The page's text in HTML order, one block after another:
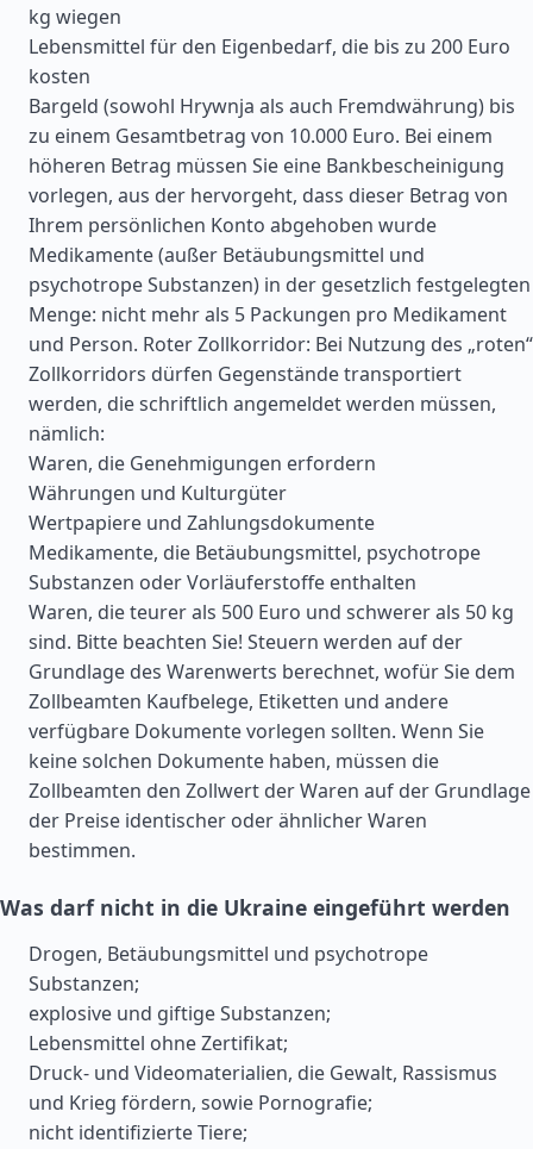
kg wiegen
Lebensmittel für den Eigenbedarf, die bis zu 200 Euro
kosten
Bargeld (sowohl Hrywnja als auch Fremdwährung) bis
zu einem Gesamtbetrag von 10.000 Euro. Bei einem
höheren Betrag müssen Sie eine Bankbescheinigung
vorlegen, aus der hervorgeht, dass dieser Betrag von
Ihrem persönlichen Konto abgehoben wurde
Medikamente (außer Betäubungsmittel und
psychotrope Substanzen) in der gesetzlich festgelegten
Menge: nicht mehr als 5 Packungen pro Medikament
und Person. Roter Zollkorridor: Bei Nutzung des „roten“
Zollkorridors dürfen Gegenstände transportiert
werden, die schriftlich angemeldet werden müssen,
nämlich:
Waren, die Genehmigungen erfordern
Währungen und Kulturgüter
Wertpapiere und Zahlungsdokumente
Medikamente, die Betäubungsmittel, psychotrope
Substanzen oder Vorläuferstoffe enthalten
Waren, die teurer als 500 Euro und schwerer als 50 kg
sind. Bitte beachten Sie! Steuern werden auf der
Grundlage des Warenwerts berechnet, wofür Sie dem
Zollbeamten Kaufbelege, Etiketten und andere
verfügbare Dokumente vorlegen sollten. Wenn Sie
keine solchen Dokumente haben, müssen die
Zollbeamten den Zollwert der Waren auf der Grundlage
der Preise identischer oder ähnlicher Waren
bestimmen.
Was darf nicht in die Ukraine eingeführt werden
Drogen, Betäubungsmittel und psychotrope
Substanzen;
explosive und giftige Substanzen;
Lebensmittel ohne Zertifikat;
Druck- und Videomaterialien, die Gewalt, Rassismus
und Krieg fördern, sowie Pornografie;
nicht identifizierte Tiere;